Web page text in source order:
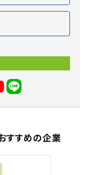
すすめの企業